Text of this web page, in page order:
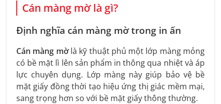
Cán màng mờ là gì?
Định nghĩa cán màng mờ trong in ấn
Cán màng mờlà kỹ thuật phủ một lớp màng mỏng
có bề mặt lì lên sản phẩm in thông qua nhiệt và áp
lực chuyên dụng. Lớp màng này giúp bảo vệ bề
mặt giấy đồng thời tạo hiệu ứng thị giác mềm mại,
sang trọng hơn so với bề mặt giấy thông thường.